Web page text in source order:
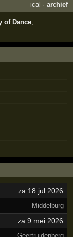
ical · archief
of Dance
za 18 jul 2026
Middelburg
za 9 mei 2026